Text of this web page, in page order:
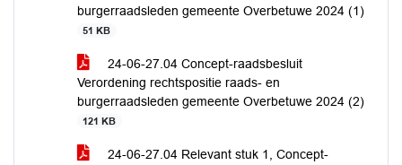
burgerraadsleden gemeente Overbetuwe 2024 (1)
51 KB
24-06-27.04 Concept-raadsbesluit
Verordening rechtspositie raads- en
burgerraadsleden gemeente Overbetuwe 2024 (2)
121 KB
24-06-27.04 Relevant stuk 1, Concept-